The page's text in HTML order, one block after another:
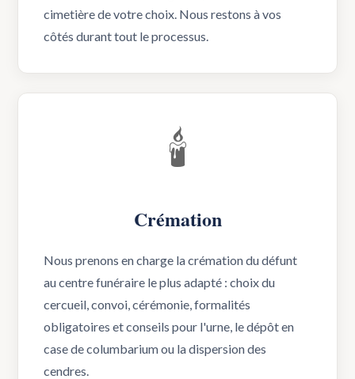
cimetière de votre choix. Nous restons à vos
côtés durant tout le processus.
🕯️
Crémation
Nous prenons en charge la crémation du défunt
au centre funéraire le plus adapté : choix du
cercueil, convoi, cérémonie, formalités
obligatoires et conseils pour l'urne, le dépôt en
case de columbarium ou la dispersion des
cendres.